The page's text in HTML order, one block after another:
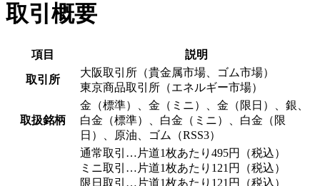
取引概要
項目 説明
取引所
大阪取引所（貴金属市場、ゴム市場）
東京商品取引所（エネルギー市場）
取扱銘柄
金（標準）、金（ミニ）、金（限日）、銀、
白金（標準）、白金（ミニ）、白金（限
日）、原油、ゴム（RSS3）
通常取引…片道1枚あたり495円（税込）
ミニ取引…片道1枚あたり121円（税込）
限日取引…片道1枚あたり121円（税込）